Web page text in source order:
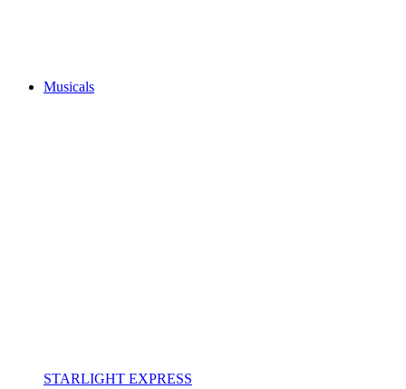
Musicals
STARLIGHT EXPRESS